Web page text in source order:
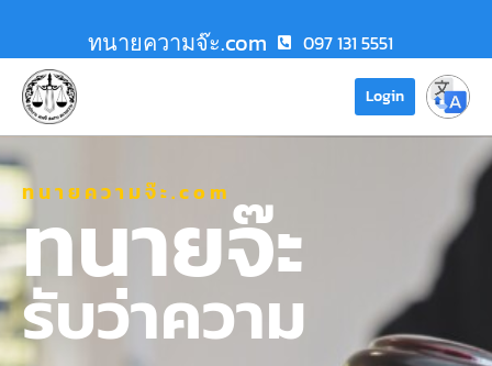
ทนายความจ๊ะ.com 097 131 5551
Login
ทนายความจ๊ะ.com
ทนายจ๊ะ
รับว่าความ